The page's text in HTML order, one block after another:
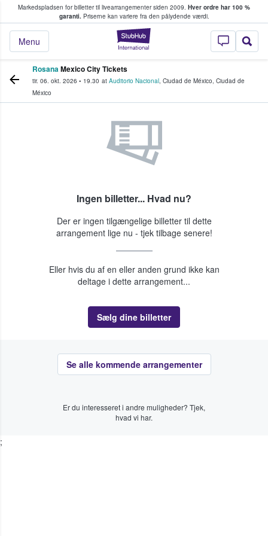
Markedspladsen for billetter til livearrangementer siden 2009. Hver ordre har 100 %
garanti.Priserne kan variere fra den pålydende værdi.
StubHub - Hvor
Menu
køber og sælger billetter
RosanaMexico City Tickets
tir. 06. okt. 2026 • 19.30 at Auditorio Nacional, Ciudad de México, Ciudad de
México
Ingen billetter... Hvad nu?
Der er ingen tilgængelige billetter til dette
arrangement lige nu - tjek tilbage senere!
Eller hvis du af en eller anden grund ikke kan
deltage i dette arrangement...
Sælg dine billetter
Se alle kommende arrangementer
Er du interesseret i andre muligheder? Tjek,
hvad vi har.
;